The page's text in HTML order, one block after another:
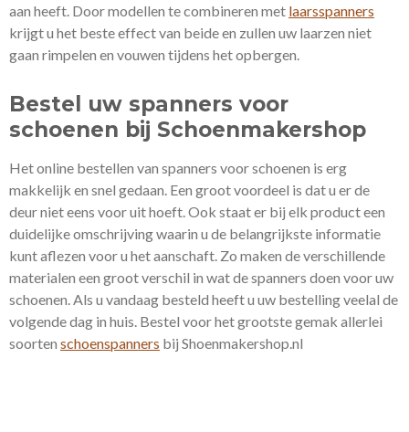
aan heeft. Door modellen te combineren met laarsspanners
krijgt u het beste effect van beide en zullen uw laarzen niet
gaan rimpelen en vouwen tijdens het opbergen.
Bestel uw spanners voor
schoenen bij Schoenmakershop
Het online bestellen van spanners voor schoenen is erg
makkelijk en snel gedaan. Een groot voordeel is dat u er de
deur niet eens voor uit hoeft. Ook staat er bij elk product een
duidelijke omschrijving waarin u de belangrijkste informatie
kunt aflezen voor u het aanschaft. Zo maken de verschillende
materialen een groot verschil in wat de spanners doen voor uw
schoenen. Als u vandaag besteld heeft u uw bestelling veelal de
volgende dag in huis. Bestel voor het grootste gemak allerlei
soorten schoenspanners bij Shoenmakershop.nl